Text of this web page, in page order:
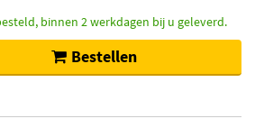
binnen 2 werkdagen bij u geleverd.
Bestellen